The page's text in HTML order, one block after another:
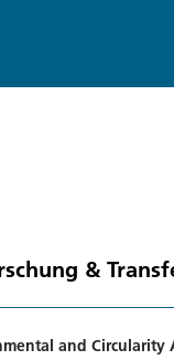
&
and Circularity